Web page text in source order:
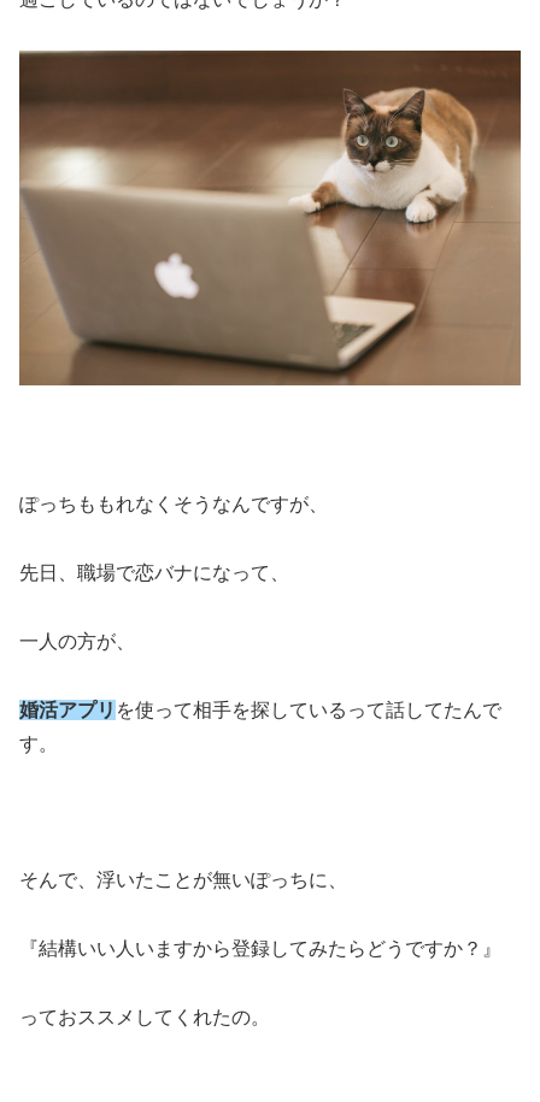
ぽっちももれなくそうなんですが、
先日、職場で恋バナになって、
一人の方が、
婚活アプリ を使って相手を探しているって話してたんで
す。
そんで、浮いたことが無いぽっちに、
『結構いい人いますから登録してみたらどうですか？』
っておススメしてくれたの。